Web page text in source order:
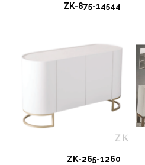
ZK-875-14544
ZK-265-1260